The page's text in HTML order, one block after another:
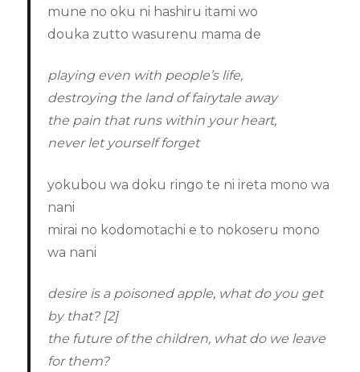
mune no oku ni hashiru itami wo
douka zutto wasurenu mama de
playing even with people’s life,
destroying the land of fairytale away
the pain that runs within your heart,
never let yourself forget
yokubou wa doku ringo te ni ireta mono wa
nani
mirai no kodomotachi e to nokoseru mono
wa nani
desire is a poisoned apple, what do you get
by that? [2]
the future of the children, what do we leave
for them?